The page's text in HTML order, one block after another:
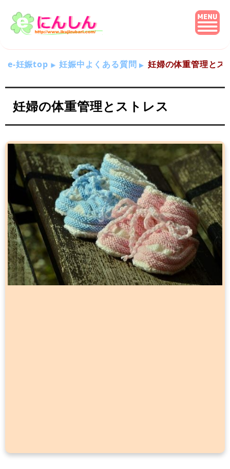
e-妊娠top 妊娠中よくある質問 妊婦の体重管理とス
妊婦の体重管理とストレス